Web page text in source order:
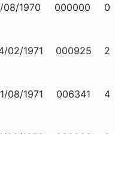
08/1970 000000 0
02/1971 000925 2
08/1971 006341 4
02/1972 000000 0